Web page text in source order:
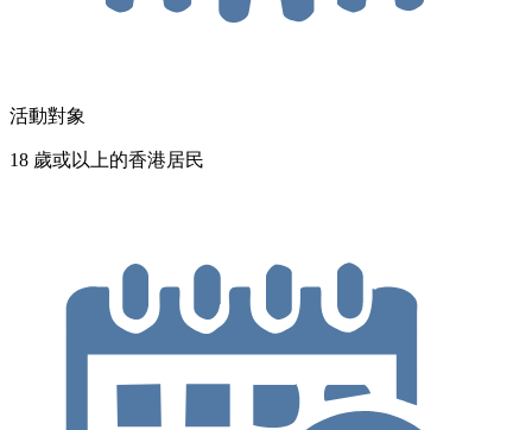
活動對象
18 歲或以上的香港居民